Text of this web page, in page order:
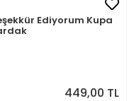
Ediyorum Kupa
449,00 TL